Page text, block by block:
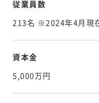
従業員数
213名 ※2024年4月現
資本金
5,000万円